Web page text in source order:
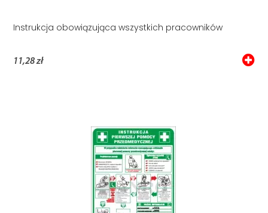
Instrukcja obowiązująca wszystkich pracowników
11,28 zł